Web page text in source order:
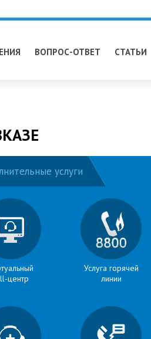
ВОПРОС-ОТВЕТ СТАТЬИ
услуги
центр
Услуга горячей
линии